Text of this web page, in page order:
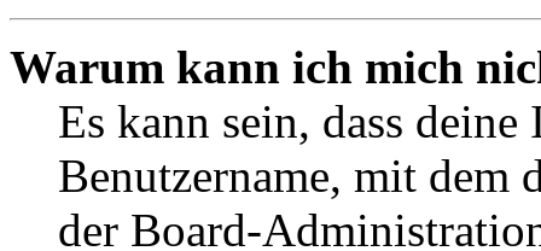
Warum kann ich mich
Es kann sein, dass
Benutzername, mit dem
der Board-